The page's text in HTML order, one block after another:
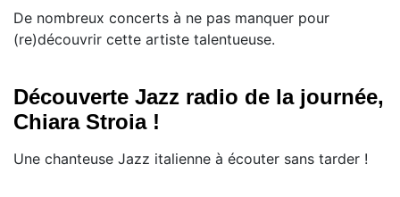
De nombreux concerts à ne pas manquer pour
(re)découvrir cette artiste talentueuse.
Découverte Jazz radio de la journée,
Chiara Stroia !
Une chanteuse Jazz italienne à écouter sans tarder !